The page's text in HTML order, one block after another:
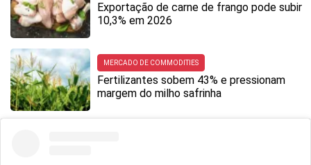
Exportação de carne de frango pode subir
10,3% em 2026
MERCADO DE COMMODITIES
Fertilizantes sobem 43% e pressionam
margem do milho safrinha